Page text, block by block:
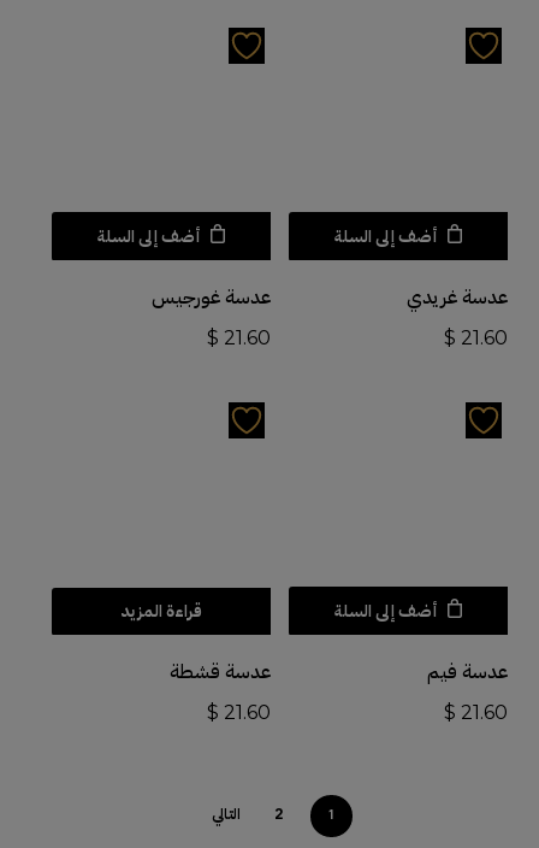
أضف إلى السلة
عدسة غريدي
$ 21.60
أضف إلى السلة
عدسة غورجيس
$ 21.60
أضف إلى السلة
عدسة فيم
$ 21.60
قراءة المزيد
عدسة قشطة
$ 21.60
1
2 التالي